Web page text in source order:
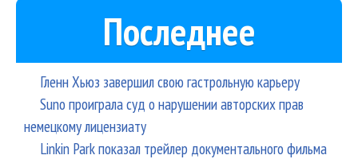
Последнее
Гленн Хьюз завершил свою гастрольную карьеру
Suno проиграла суд о нарушении авторских прав
немецкому лицензиату
Linkin Park показал трейлер документального фильма